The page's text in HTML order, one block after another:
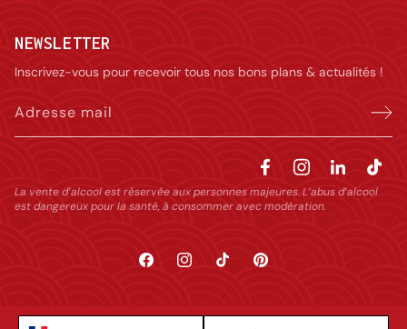
NEWSLETTER
Inscrivez-vous pour recevoir tous nos bons plans & actualités !
Adresse mail
La vente d’alcool est réservée aux personnes majeures. L’abus d’alcool
est dangereux pour la santé, à consommer avec modération.
FacebookInstagramTikTok Pinterest